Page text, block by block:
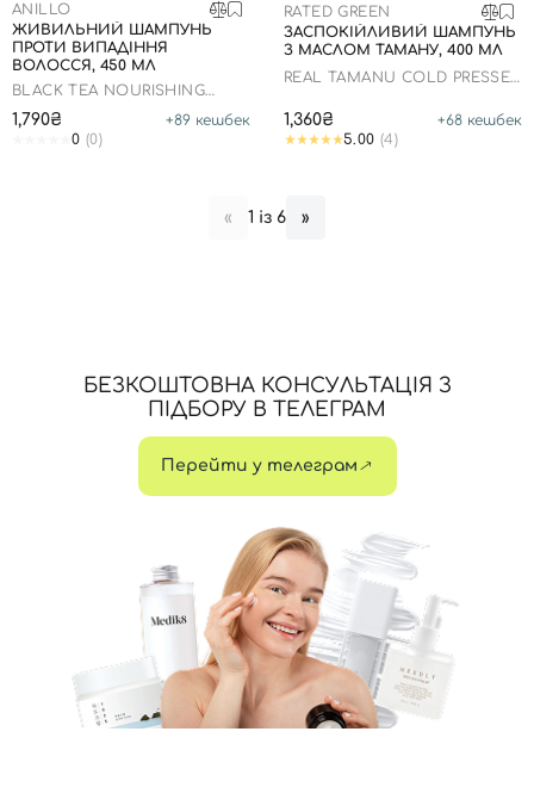
ANILLO
ЖИВИЛЬНИЙ ШАМПУНЬ
ПРОТИ ВИПАДІННЯ
ВОЛОССЯ, 450 МЛ
BLACK TEA NOURISHING
1,790₴ +89 кешбек
0 (0)
RATED GREEN
ЗАСПОКІЙЛИВИЙ ШАМПУНЬ
З МАСЛОМ ТАМАНУ, 400 МЛ
REAL TAMANU COLD PRESSED
SCALP SHAMPOO
1,360₴ +68 кешбек
5.00 (4)
« 1 із 6 »
БЕЗКОШТОВНА КОНСУЛЬТАЦІЯ З
ПІДБОРУ В ТЕЛЕГРАМ
Перейти у телеграм